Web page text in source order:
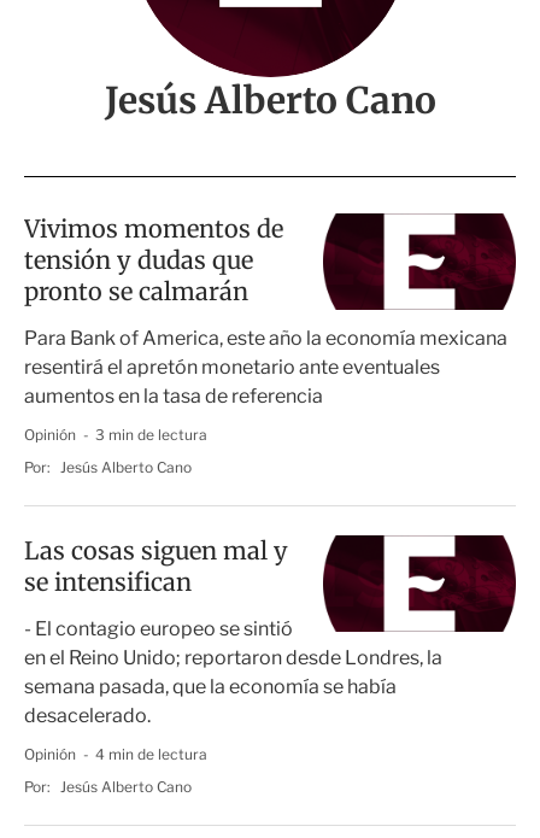
Jesús Alberto Cano
Vivimos momentos de
tensión y dudas que
pronto se calmarán
Para Bank of America, este año la economía mexicana
resentirá el apretón monetario ante eventuales
aumentos en la tasa de referencia
Opinión
3 min de lectura
Por: Jesús Alberto Cano
Las cosas siguen mal y
se intensifican
- El contagio europeo se sintió
en el Reino Unido; reportaron desde Londres, la
semana pasada, que la economía se había
desacelerado.
Opinión
4 min de lectura
Por: Jesús Alberto Cano